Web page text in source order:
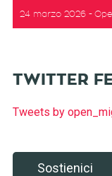
24 marzo 2026
TWITTER
Tweets by
Sostienici